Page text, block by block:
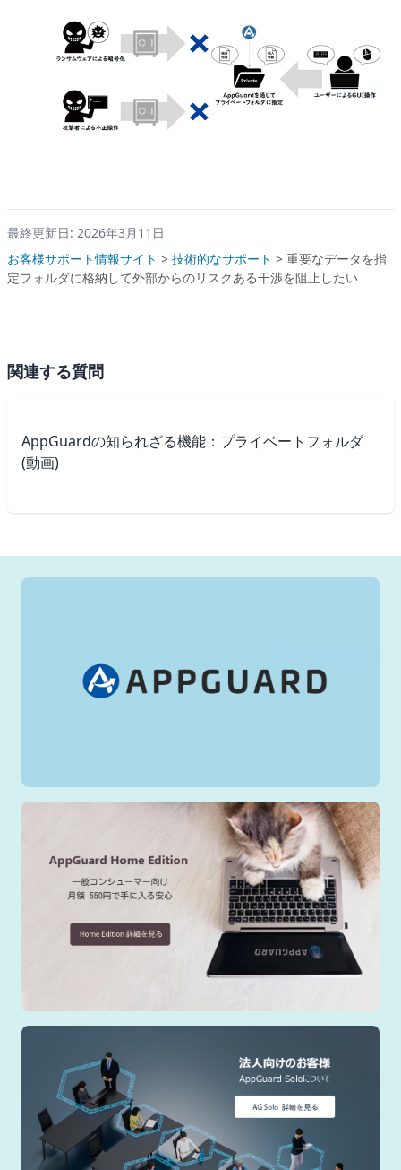
最終更新日: 2026年3月11日
お客様サポート情報サイト > 技術的なサポート > 重要なデータを指
定フォルダに格納して外部からのリスクある干渉を阻止したい
関連する質問
AppGuardの知られざる機能：プライベートフォルダ
(動画)